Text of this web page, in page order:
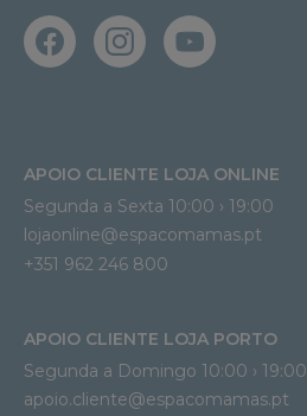
APOIO CLIENTE LOJA ONLINE
Segunda a Sexta 10:00 › 19:00
lojaonline@espacomamas.pt
+351 962 246 800
APOIO CLIENTE LOJA PORTO
Segunda a Domingo 10:00 › 19:00
apoio.cliente@espacomamas.pt